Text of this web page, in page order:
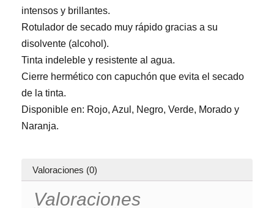
intensos y brillantes.
Rotulador de secado muy rápido gracias a su
disolvente (alcohol).
Tinta indeleble y resistente al agua.
Cierre hermético con capuchón que evita el secado
de la tinta.
Disponible en: Rojo, Azul, Negro, Verde, Morado y
Naranja.
Valoraciones (0)
Valoraciones